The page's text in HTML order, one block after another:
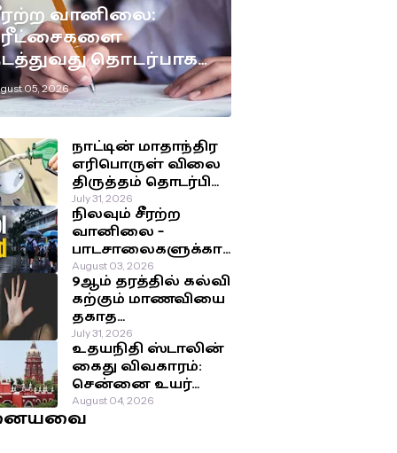
வானிலை:
தொடர்பாக
தீர்மானம்!
05, 2026
நாட்டின் மாதாந்திர
எரிபொருள் விலை
திருத்தம் தொடர்பில்
இன்று
வெளியாகவுள்ள
அறிவிப்பு!
July 31, 2026
நிலவும் சீரற்ற
வானிலை –
பாடசாலைகளுக்கா
ன விடுமுறை
தொடர்பில்
வௌியான தகவல்!
August 03, 2026
9ஆம் தரத்தில் கல்வி
கற்கும் மாணவியை
தகாத
செயற்பாட்டுக்கு
உட்படுத்திய சக
மாணவர்கள்!
July 31, 2026
உதயநிதி ஸ்டாலின்
கைது விவகாரம்:
சென்னை உயர்
நீதிமன்றம்
பிறப்பித்த அதிரடி
August 04, 2026